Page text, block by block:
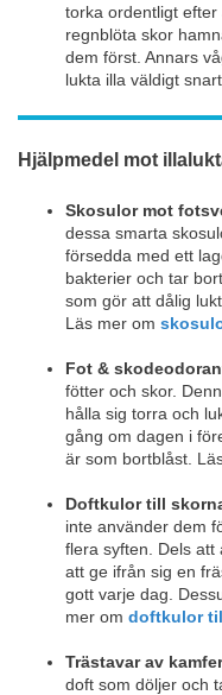
torka ordentligt
regnblöta skor
dem först. Annars
lukta illa väldigt snart.
Hjälpmedel mot
Skosulor mot
dessa smarta
försedda med ett
bakterier och tar
som gör att dålig
Läs mer om
Fot &
fötter och skor.
hålla sig torra och
gång om dagen i
är som bortblåst.
Doftkulor till
inte använder dem
flera syften. Dels att
att ge ifrån sig en
gott varje dag.
mer om doftkulor
Trästavar av
doft som döljer och